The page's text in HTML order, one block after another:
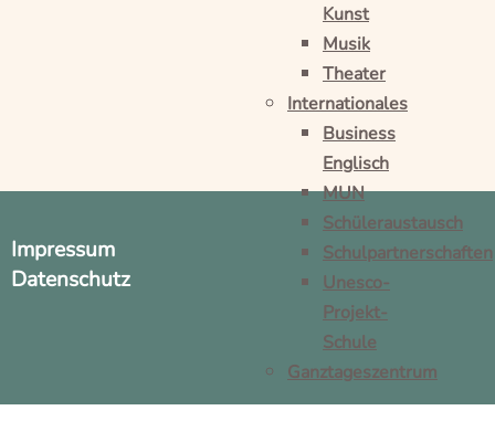
Kunst
Musik
Theater
Internationales
Business
Englisch
MUN
Schüleraustausch
Schulpartnerschaften
Unesco-
Projekt-
Schule
Ganztageszentrum
Impressum
Datenschutz